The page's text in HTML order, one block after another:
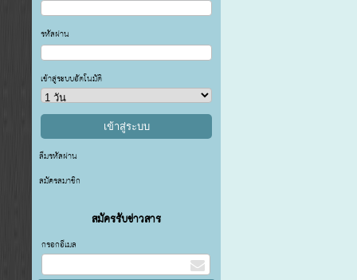
รหัสผ่าน
เข้าสู่ระบบอัตโนมัติ
ลืมรหัสผ่าน
สมัครสมาชิก
สมัครรับข่าวสาร
กรอกอีเมล